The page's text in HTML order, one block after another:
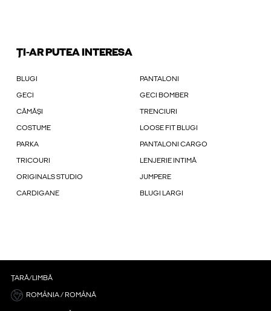
ȚI-AR PUTEA INTERESA
BLUGI PANTALONI
GECI GECI BOMBER
CĂMĂȘI TRENCIURI
COSTUME LOOSE FIT BLUGI
PARKA PANTALONI CARGO
TRICOURI LENJERIE INTIMĂ
ORIGINALS STUDIO JUMPERE
CARDIGANE BLUGI LARGI
ȚARĂ/LIMBĂ
ROMÂNIA / ROMÂNĂ